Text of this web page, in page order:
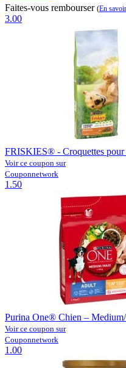
Faites-vous rembourser (En
3.00
FRISKIES® - Croquettes pour
Voir ce coupon sur
Couponnetwork
1.50
Purina One® Chien –
Voir ce coupon sur
Couponnetwork
1.00